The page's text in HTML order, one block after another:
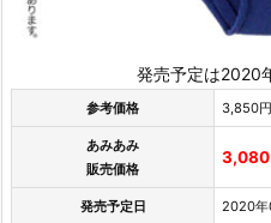
発売予定は2020
参考価格 3,850
あみあみ
販売価格
3,080
発売予定日 2020年